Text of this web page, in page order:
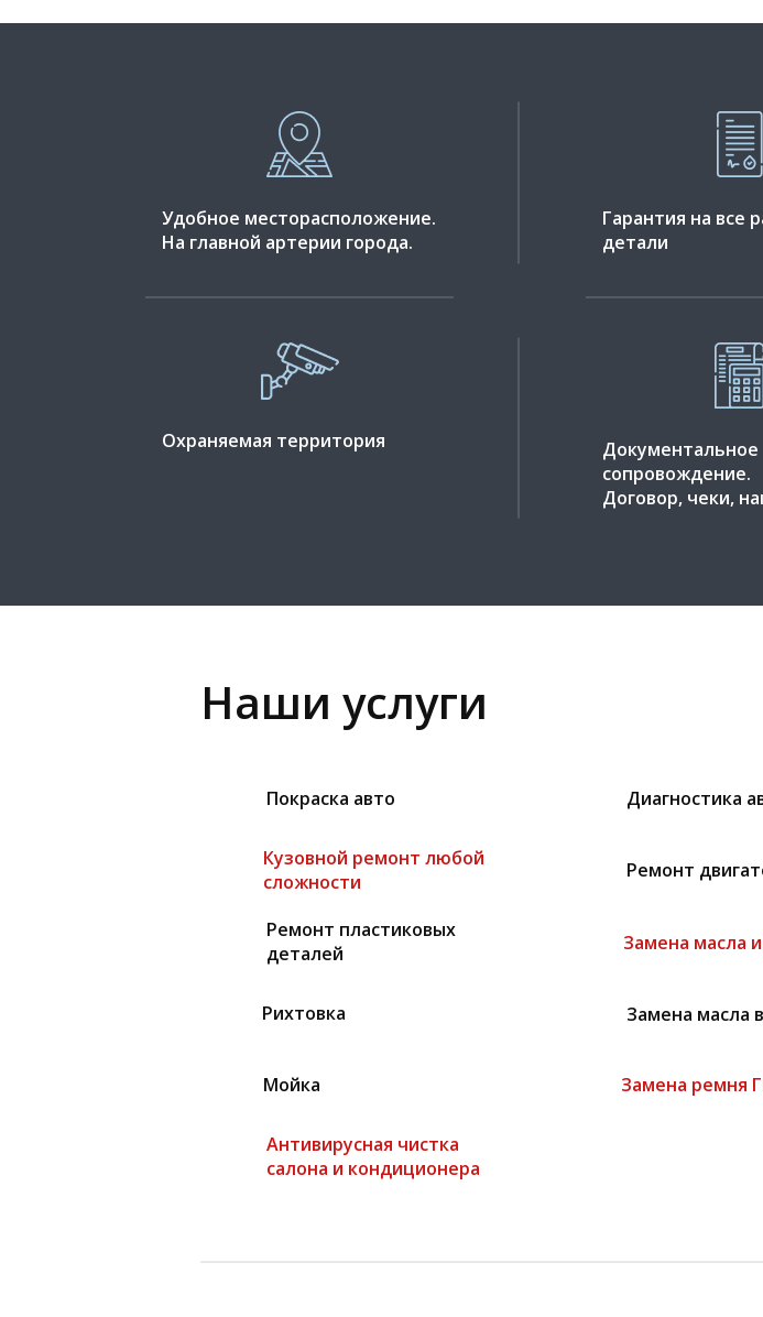
Удобное месторасположение.
На главной артерии города.
Гарантия на все
детали
Охраняемая территория
Документальное
сопровождение.
Договор, чеки,
Наши услуги
Покраска авто Диагностика
Кузовной ремонт любой
сложности
Ремонт
Ремонт пластиковых
деталей
Замена масла
Рихтовка Замена масла
Мойка Замена ремня
Антивирусная чистка
салона и кондиционера